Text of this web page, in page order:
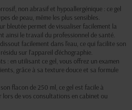
non abrasif et hypoallergénique : ce gel
de peau, même les plus sensibles.
bleutée permet de visualiser facilement la
ainsi le travail du professionnel de santé.
facilement dans l'eau, ce qui facilite son
sur l'appareil d'échographie.
: en utilisant ce gel, vous offrez un examen
grâce à sa texture douce et sa formule
flacon de 250 ml, ce gel est facile à
de vos consultations en cabinet ou